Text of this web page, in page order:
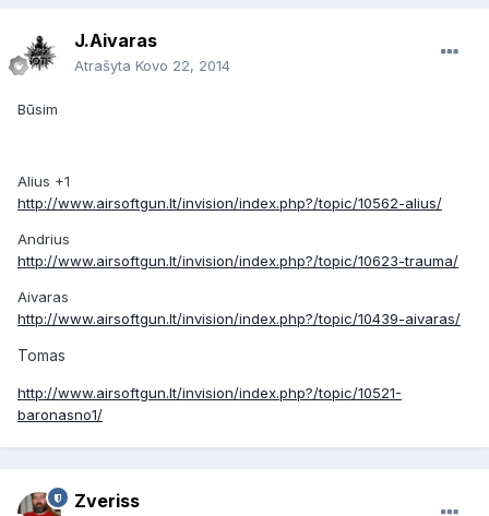
J.Aivaras
Atrašyta Kovo 22, 2014
Būsim
Alius +1
http://www.airsoftgun.lt/invision/index.php?/topic/10562-alius/
Andrius
http://www.airsoftgun.lt/invision/index.php?/topic/10623-trauma/
Aivaras
http://www.airsoftgun.lt/invision/index.php?/topic/10439-aivaras/
Tomas
http://www.airsoftgun.lt/invision/index.php?/topic/10521-
baronasno1/
Zveriss